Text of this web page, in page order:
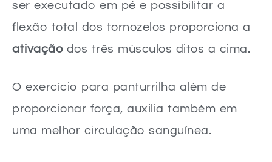
ser executado em pé e possibilitar a
flexão total dos tornozelos proporciona a
ativaçãodos três músculos ditos a cima.
O exercício para panturrilha além de
proporcionar força, auxilia também em
uma melhor circulação sanguínea.